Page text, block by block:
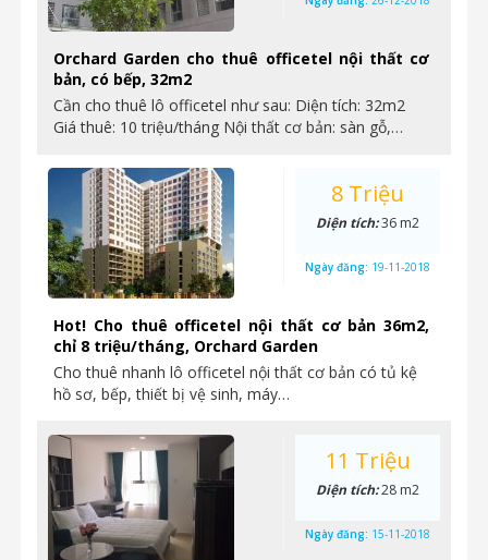
Orchard Garden cho thuê officetel nội thất cơ
bản, có bếp, 32m2
Cần cho thuê lô officetel như sau: Diện tích: 32m2
Giá thuê: 10 triệu/tháng Nội thất cơ bản: sàn gỗ,…
Hot! Cho thuê officetel nội thất cơ bản 36m2,
chỉ 8 triệu/tháng, Orchard Garden
Cho thuê nhanh lô officetel nội thất cơ bản có tủ kệ
hồ sơ, bếp, thiết bị vệ sinh, máy…
8 Triệu
Diện tích:36 m2
Ngày đăng: 19-11-2018
11 Triệu
Diện tích:28 m2
Ngày đăng: 15-11-2018